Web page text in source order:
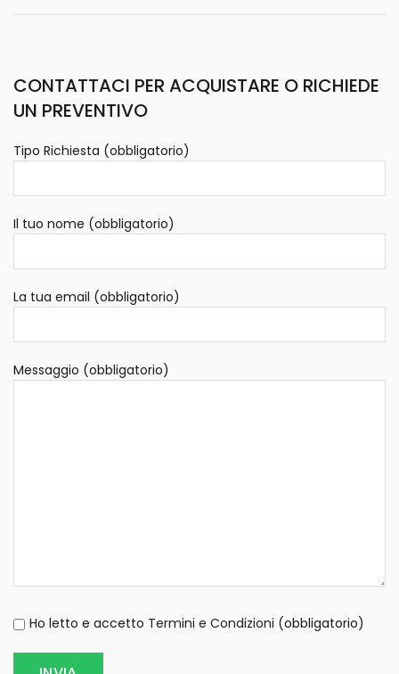
CONTATTACI PER ACQUISTARE O RICHIEDE
UN PREVENTIVO
Tipo Richiesta (obbligatorio)
Il tuo nome (obbligatorio)
La tua email (obbligatorio)
Messaggio (obbligatorio)
Ho letto e accetto Termini e Condizioni (obbligatorio)